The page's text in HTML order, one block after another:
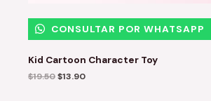
CONSULTAR POR WHATSAPP
Kid Cartoon Character Toy
$19.50$13.90